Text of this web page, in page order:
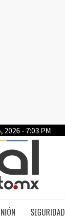
- 7:03 PM
SEGURIDAD